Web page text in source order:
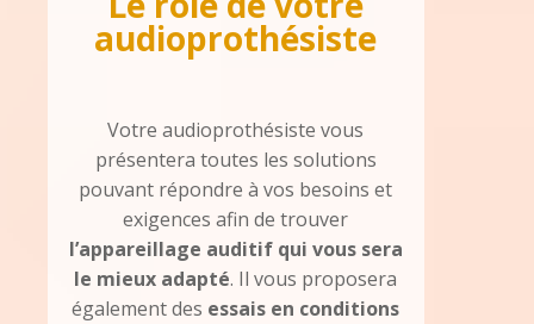
audioprothésiste
Votre audioprothésiste vous
présentera toutes les solutions
pouvant répondre à vos besoins et
exigences afin de trouver
l’appareillage auditif qui vous sera
le mieux adapté. Il vous proposera
également des essais en conditions